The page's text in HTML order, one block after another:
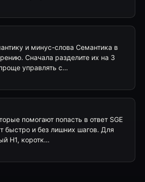
и минус-слова Семантика в
Сначала разделите их на 3
управлять с…
помогают попасть в ответ SGE
быстро и без лишних шагов. Для
H1, коротк…